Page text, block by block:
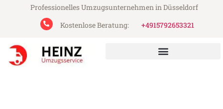
Professionelles Umzugsunternehmen in Düsseldorf
Kostenlose Beratung:
+4915792653321